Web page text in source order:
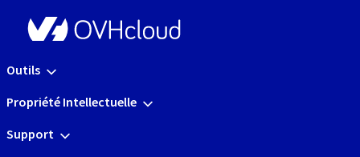
Outils
Propriété Intellectuelle
Support